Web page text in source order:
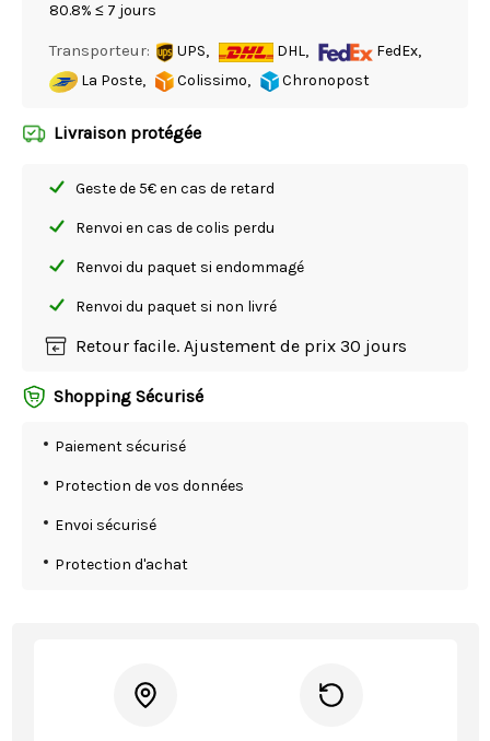
80.8% ≤ 7 jours
Transporteur: UPS, DHL,
FedEx,
La Poste,
Colissimo, Chronopost
Livraison protégée
Geste de 5€ en cas de retard
Renvoi en cas de colis perdu
Renvoi du paquet si endommagé
Renvoi du paquet si non livré
Retour facile. Ajustement de prix 30 jours
Shopping Sécurisé
Paiement sécurisé
Protection de vos données
Envoi sécurisé
Protection d'achat